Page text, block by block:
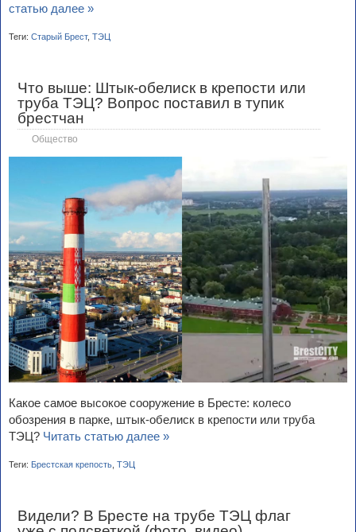
статью далее »
Теги: Старый Брест, ТЭЦ
Что выше: Штык-обелиск в крепости или
труба ТЭЦ? Вопрос поставил в тупик
брестчан
Общество
Какое самое высокое сооружение в Бресте: колесо
обозрения в парке, штык-обелиск в крепости или труба
ТЭЦ? Читать статью далее »
Теги: Брестская крепость ТЭЦ
Видели? В Бресте на трубе ТЭЦ флаг